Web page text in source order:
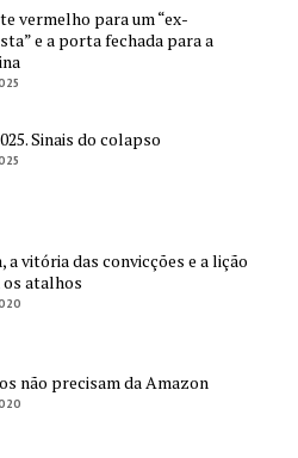
vermelho para um “ex-
e a porta fechada para a
Sinais do colapso
a vitória das convicções e a lição
atalhos
não precisam da Amazon